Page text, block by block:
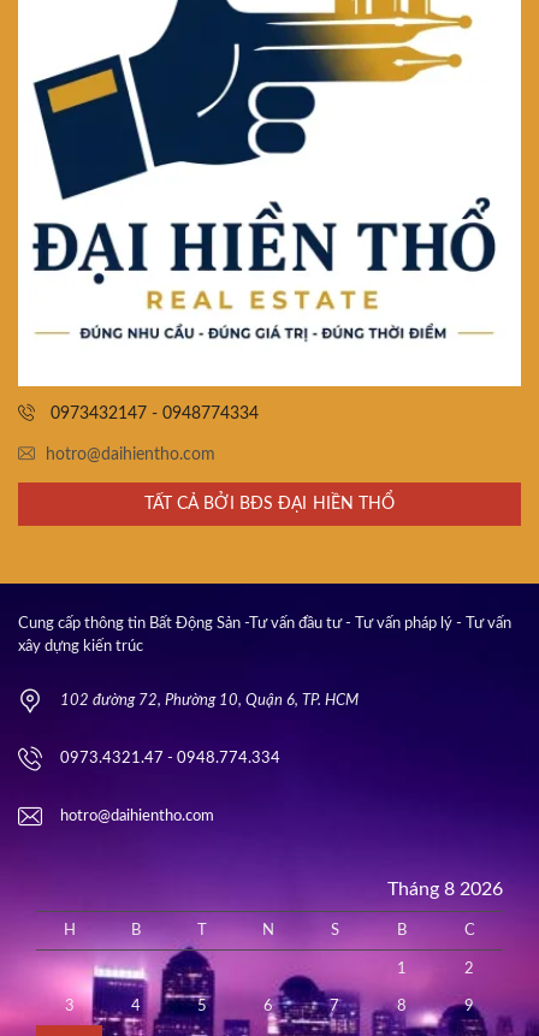
0973432147 - 0948774334
hotro@daihientho.com
TẤT CẢ BỞI BĐS ĐẠI HIỀN THỔ
Cung cấp thông tin Bất Động Sản -Tư vấn đầu tư - Tư vấn pháp lý - Tư vấn
xây dựng kiến trúc
102 đường 72, Phường 10, Quận 6, TP. HCM
0973.4321.47 - 0948.774.334
hotro@daihientho.com
Tháng 8 2026
H B N S B C
1 2
3 4 5 6 7 8 9